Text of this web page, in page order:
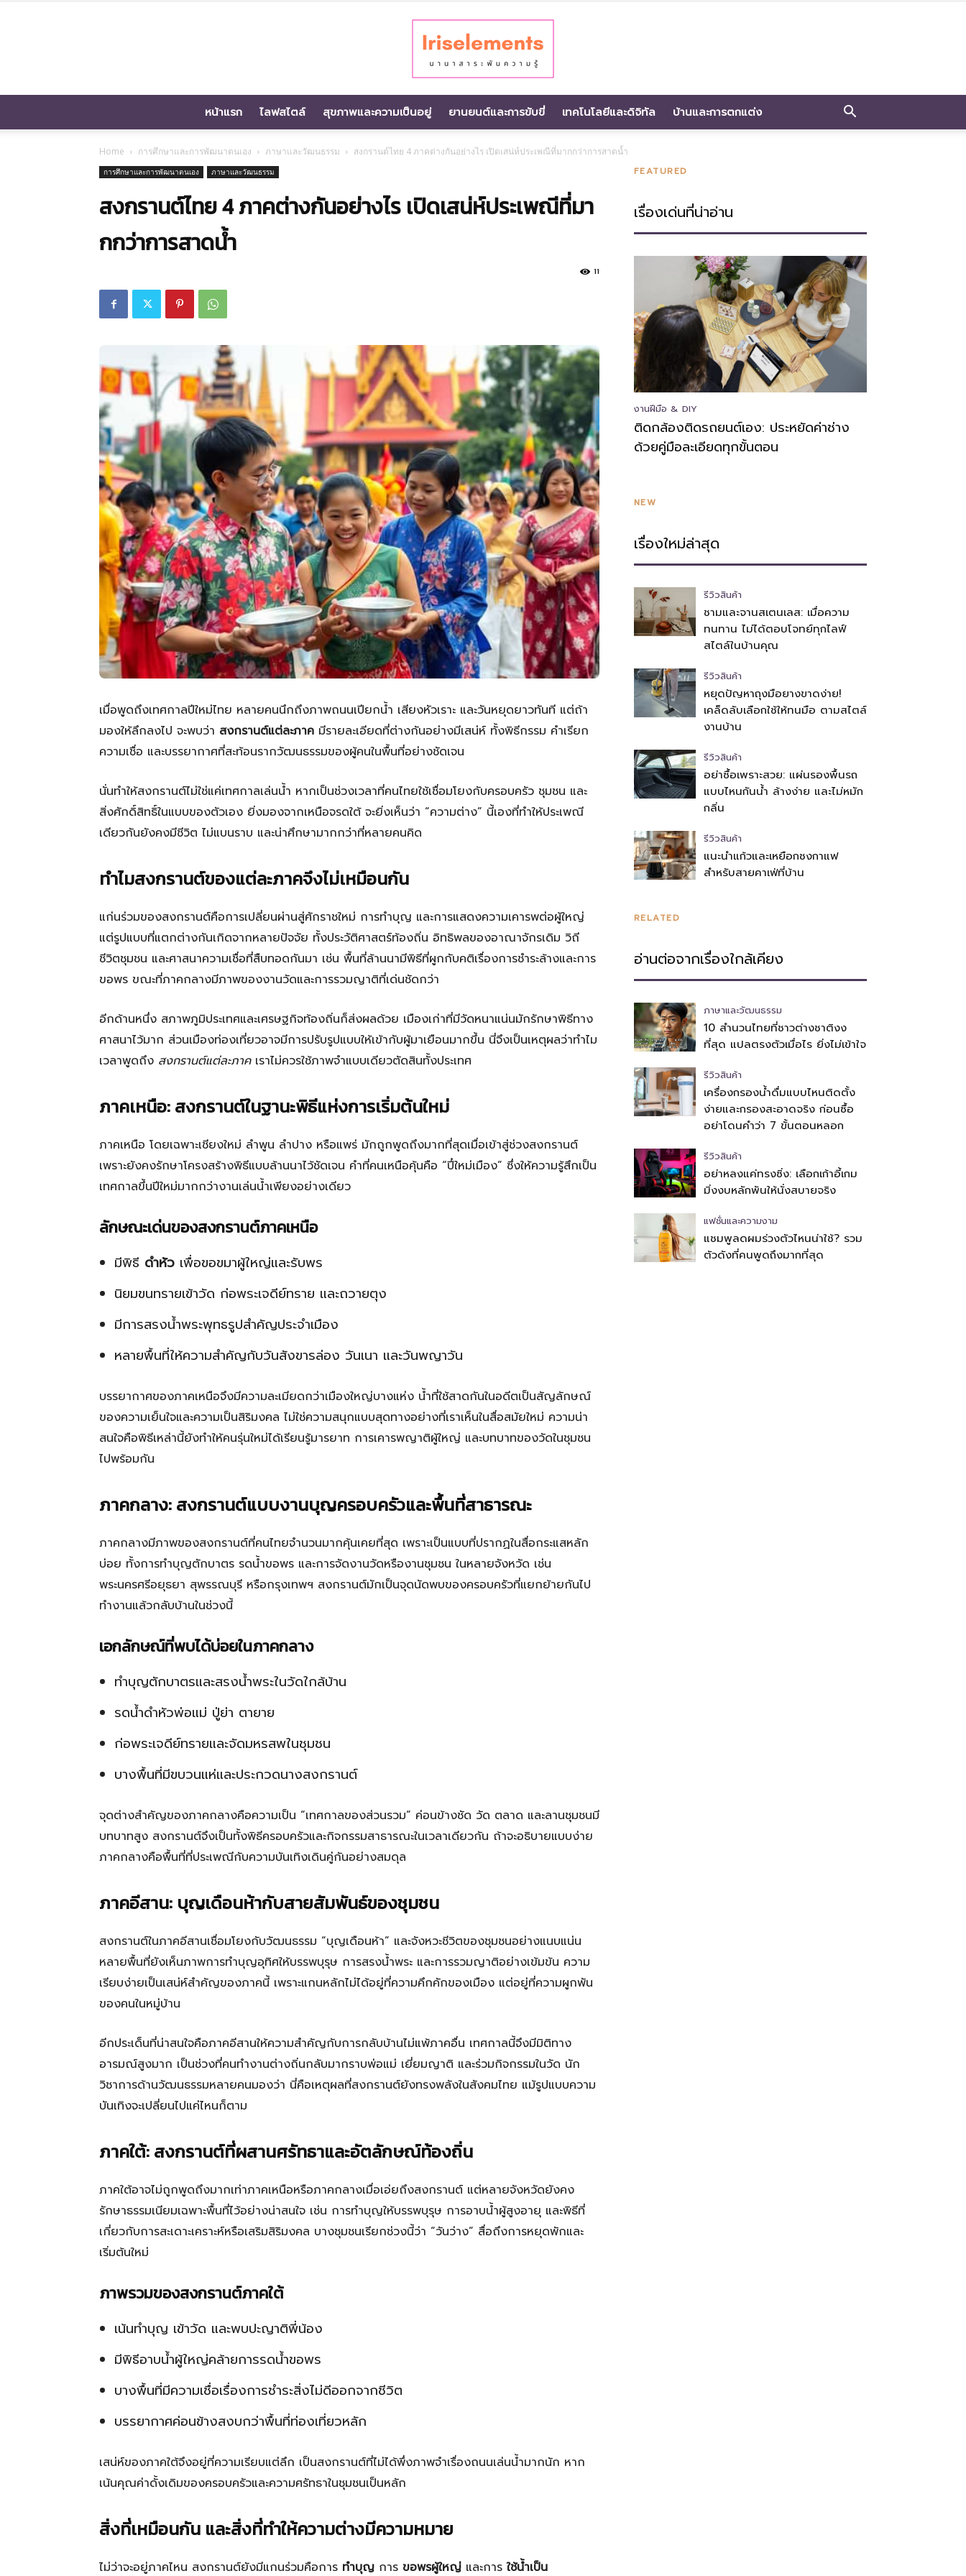
นานา
สาระ
ความ
รู้
แหล่ง
ที่
ประโยชน์
หน้าแรก ไลฟสไตล์ สุขภาพและความเป็นอยู่ ยานยนต์และการขับขี่ เทคโนโลยีและดิจิทัล บ้านและการตกแต่ง
Home การศึกษาและการพัฒนาตนเอง ภาษาและวัฒนธรรม สงกรานต์ไทย 4 ภาคต่างกันอย่างไร เปิดเสน่ห์ประเพณีที่มากกว่าการสาดน้ำ
การศึกษาและการพัฒนาตนเอง ภาษาและวัฒนธรรม
สงกรานต์ไทย 4 ภาคต่างกันอย่างไร เปิดเสน่ห์ประเพณีที่มา
กกว่าการสาดน้ำ
11
เมื่อพูดถึงเทศกาลปีใหม่ไทย หลายคนนึกถึงภาพถนนเปียกน้ำ เสียงหัวเราะ และวันหยุดยาวทันที แต่ถ้า
มองให้ลึกลงไป จะพบว่า สงกรานต์แต่ละภาค มีรายละเอียดที่ต่างกันอย่างมีเสน่ห์ ทั้งพิธีกรรม คำเรียก
ความเชื่อ และบรรยากาศที่สะท้อนรากวัฒนธรรมของผู้คนในพื้นที่อย่างชัดเจน
นั่นทำให้สงกรานต์ไม่ใช่แค่เทศกาลเล่นน้ำ หากเป็นช่วงเวลาที่คนไทยใช้เชื่อมโยงกับครอบครัว ชุมชน และ
สิ่งศักดิ์สิทธิ์ในแบบของตัวเอง ยิ่งมองจากเหนือจรดใต้ จะยิ่งเห็นว่า “ความต่าง” นี้เองที่ทำให้ประเพณี
เดียวกันยังคงมีชีวิต ไม่แบนราบ และน่าศึกษามากกว่าที่หลายคนคิด
ทำไมสงกรานต์ของแต่ละภาคจึงไม่เหมือนกัน
แก่นร่วมของสงกรานต์คือการเปลี่ยนผ่านสู่ศักราชใหม่ การทำบุญ และการแสดงความเคารพต่อผู้ใหญ่
แต่รูปแบบที่แตกต่างกันเกิดจากหลายปัจจัย ทั้งประวัติศาสตร์ท้องถิ่น อิทธิพลของอาณาจักรเดิม วิถี
ชีวิตชุมชน และศาสนาความเชื่อที่สืบทอดกันมา เช่น พื้นที่ล้านนามีพิธีที่ผูกกับคติเรื่องการชำระล้างและการ
ขอพร ขณะที่ภาคกลางมีภาพของงานวัดและการรวมญาติที่เด่นชัดกว่า
อีกด้านหนึ่ง สภาพภูมิประเทศและเศรษฐกิจท้องถิ่นก็ส่งผลด้วย เมืองเก่าที่มีวัดหนาแน่นมักรักษาพิธีทาง
ศาสนาไว้มาก ส่วนเมืองท่องเที่ยวอาจมีการปรับรูปแบบให้เข้ากับผู้มาเยือนมากขึ้น นี่จึงเป็นเหตุผลว่าทำไม
เวลาพูดถึง สงกรานต์แต่ละภาคเราไม่ควรใช้ภาพจำแบบเดียวตัดสินทั้งประเทศ
ภาคเหนือ: สงกรานต์ในฐานะพิธีแห่งการเริ่มต้นใหม่
ภาคเหนือ โดยเฉพาะเชียงใหม่ ลำพูน ลำปาง หรือแพร่ มักถูกพูดถึงมากที่สุดเมื่อเข้าสู่ช่วงสงกรานต์
เพราะยังคงรักษาโครงสร้างพิธีแบบล้านนาไว้ชัดเจน คำที่คนเหนือคุ้นคือ “ปี๋ใหม่เมือง” ซึ่งให้ความรู้สึกเป็น
เทศกาลขึ้นปีใหม่มากกว่างานเล่นน้ำเพียงอย่างเดียว
ลักษณะเด่นของสงกรานต์ภาคเหนือ
มีพิธี ดำหัว เพื่อขอขมาผู้ใหญ่และรับพร
นิยมขนทรายเข้าวัด ก่อพระเจดีย์ทราย และถวายตุง
มีการสรงน้ำพระพุทธรูปสำคัญประจำเมือง
หลายพื้นที่ให้ความสำคัญกับวันสังขารล่อง วันเนา และวันพญาวัน
บรรยากาศของภาคเหนือจึงมีความละเมียดกว่าเมืองใหญ่บางแห่ง น้ำที่ใช้สาดกันในอดีตเป็นสัญลักษณ์
ของความเย็นใจและความเป็นสิริมงคล ไม่ใช่ความสนุกแบบสุดทางอย่างที่เราเห็นในสื่อสมัยใหม่ ความน่า
สนใจคือพิธีเหล่านี้ยังทำให้คนรุ่นใหม่ได้เรียนรู้มารยาท การเคารพญาติผู้ใหญ่ และบทบาทของวัดในชุมชน
ไปพร้อมกัน
ภาคกลาง: สงกรานต์แบบงานบุญครอบครัวและพื้นที่สาธารณะ
ภาคกลางมีภาพของสงกรานต์ที่คนไทยจำนวนมากคุ้นเคยที่สุด เพราะเป็นแบบที่ปรากฏในสื่อกระแสหลัก
บ่อย ทั้งการทำบุญตักบาตร รดน้ำขอพร และการจัดงานวัดหรืองานชุมชน ในหลายจังหวัด เช่น
พระนครศรีอยุธยา สุพรรณบุรี หรือกรุงเทพฯ สงกรานต์มักเป็นจุดนัดพบของครอบครัวที่แยกย้ายกันไป
ทำงานแล้วกลับบ้านในช่วงนี้
เอกลักษณ์ที่พบได้บ่อยในภาคกลาง
ทำบุญตักบาตรและสรงน้ำพระในวัดใกล้บ้าน
รดน้ำดำหัวพ่อแม่ ปู่ย่า ตายาย
ก่อพระเจดีย์ทรายและจัดมหรสพในชุมชน
บางพื้นที่มีขบวนแห่และประกวดนางสงกรานต์
จุดต่างสำคัญของภาคกลางคือความเป็น “เทศกาลของส่วนรวม” ค่อนข้างชัด วัด ตลาด และลานชุมชนมี
บทบาทสูง สงกรานต์จึงเป็นทั้งพิธีครอบครัวและกิจกรรมสาธารณะในเวลาเดียวกัน ถ้าจะอธิบายแบบง่าย
ภาคกลางคือพื้นที่ที่ประเพณีกับความบันเทิงเดินคู่กันอย่างสมดุล
ภาคอีสาน: บุญเดือนห้ากับสายสัมพันธ์ของชุมชน
สงกรานต์ในภาคอีสานเชื่อมโยงกับวัฒนธรรม “บุญเดือนห้า” และจังหวะชีวิตของชุมชนอย่างแนบแน่น
หลายพื้นที่ยังเห็นภาพการทำบุญอุทิศให้บรรพบุรุษ การสรงน้ำพระ และการรวมญาติอย่างเข้มข้น ความ
เรียบง่ายเป็นเสน่ห์สำคัญของภาคนี้ เพราะแกนหลักไม่ได้อยู่ที่ความคึกคักของเมือง แต่อยู่ที่ความผูกพัน
ของคนในหมู่บ้าน
อีกประเด็นที่น่าสนใจคือภาคอีสานให้ความสำคัญกับการกลับบ้านไม่แพ้ภาคอื่น เทศกาลนี้จึงมีมิติทาง
อารมณ์สูงมาก เป็นช่วงที่คนทำงานต่างถิ่นกลับมากราบพ่อแม่ เยี่ยมญาติ และร่วมกิจกรรมในวัด นัก
วิชาการด้านวัฒนธรรมหลายคนมองว่า นี่คือเหตุผลที่สงกรานต์ยังทรงพลังในสังคมไทย แม้รูปแบบความ
บันเทิงจะเปลี่ยนไปแค่ไหนก็ตาม
ภาคใต้: สงกรานต์ที่ผสานศรัทธาและอัตลักษณ์ท้องถิ่น
ภาคใต้อาจไม่ถูกพูดถึงมากเท่าภาคเหนือหรือภาคกลางเมื่อเอ่ยถึงสงกรานต์ แต่หลายจังหวัดยังคง
รักษาธรรมเนียมเฉพาะพื้นที่ไว้อย่างน่าสนใจ เช่น การทำบุญให้บรรพบุรุษ การอาบน้ำผู้สูงอายุ และพิธีที่
เกี่ยวกับการสะเดาะเคราะห์หรือเสริมสิริมงคล บางชุมชนเรียกช่วงนี้ว่า “วันว่าง” สื่อถึงการหยุดพักและ
เริ่มต้นใหม่
ภาพรวมของสงกรานต์ภาคใต้
เน้นทำบุญ เข้าวัด และพบปะญาติพี่น้อง
มีพิธีอาบน้ำผู้ใหญ่คล้ายการรดน้ำขอพร
บางพื้นที่มีความเชื่อเรื่องการชำระสิ่งไม่ดีออกจากชีวิต
บรรยากาศค่อนข้างสงบกว่าพื้นที่ท่องเที่ยวหลัก
เสน่ห์ของภาคใต้จึงอยู่ที่ความเรียบแต่ลึก เป็นสงกรานต์ที่ไม่ได้พึ่งภาพจำเรื่องถนนเล่นน้ำมากนัก หาก
เน้นคุณค่าดั้งเดิมของครอบครัวและความศรัทธาในชุมชนเป็นหลัก
สิ่งที่เหมือนกัน และสิ่งที่ทำให้ความต่างมีความหมาย
ไม่ว่าจะอยู่ภาคไหน สงกรานต์ยังมีแกนร่วมคือการ ทำบุญ การ ขอพรผู้ใหญ่ และการใช้น้ำเป็น
FEATURED
เรื่องเด่นที่น่าอ่าน
งานฝีมือ & DIY
ติดกล้องติดรถยนต์เอง: ประหยัดค่าช่าง
ด้วยคู่มือละเอียดทุกขั้นตอน
NEW
เรื่องใหม่ล่าสุด
รีวิวสินค้า
ชามและจานสเตนเลส: เมื่อความ
ทนทาน ไม่ได้ตอบโจทย์ทุกไลฟ์
สไตล์ในบ้านคุณ
รีวิวสินค้า
หยุดปัญหาถุงมือยางขาดง่าย!
เคล็ดลับเลือกใช้ให้ทนมือ ตามสไตล์
งานบ้าน
รีวิวสินค้า
อย่าซื้อเพราะสวย: แผ่นรองพื้นรถ
แบบไหนกันน้ำ ล้างง่าย และไม่หมัก
กลิ่น
รีวิวสินค้า
แนะนำแก้วและเหยือกชงกาแฟ
สำหรับสายคาเฟ่ที่บ้าน
RELATED
อ่านต่อจากเรื่องใกล้เคียง
ภาษาและวัฒนธรรม
10 สำนวนไทยที่ชาวต่างชาติงง
ที่สุด แปลตรงตัวเมื่อไร ยิ่งไม่เข้าใจ
รีวิวสินค้า
เครื่องกรองน้ำดื่มแบบไหนติดตั้ง
ง่ายและกรองสะอาดจริง ก่อนซื้อ
อย่าโดนคำว่า 7 ขั้นตอนหลอก
รีวิวสินค้า
อย่าหลงแค่ทรงซิ่ง: เลือกเก้าอี้เกม
มิ่งงบหลักพันให้นั่งสบายจริง
แฟชั่นและความงาม
แชมพูลดผมร่วงตัวไหนน่าใช้? รวม
ตัวดังที่คนพูดถึงมากที่สุด